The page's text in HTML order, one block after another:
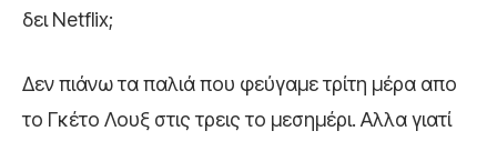
δει Netflix;
Δεν πιάνω τα παλιά που φεύγαμε τρίτη μέρα απο
το Γκέτο Λουξ στις τρεις το μεσημέρι. Αλλα γιατί